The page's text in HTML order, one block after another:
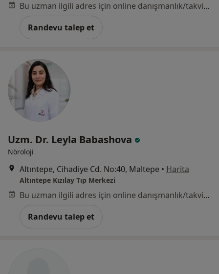
Bu uzman ilgili adres için online danışmanlık/takvim sunmuyor.
Randevu talep et
Uzm. Dr. Leyla Babashova
Nöroloji
Altıntepe, Cihadiye Cd. No:40, Maltepe • Harita
Altıntepe Kızılay Tıp Merkezi
Bu uzman ilgili adres için online danışmanlık/takvim sunmuyor.
Randevu talep et